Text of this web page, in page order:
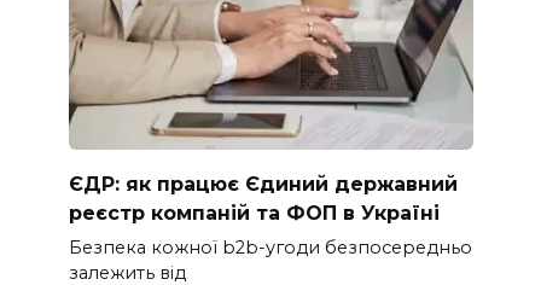
ЄДР: як працює Єдиний державний
реєстр компаній та ФОП в Україні
Безпека кожної b2b-угоди безпосередньо
залежить від